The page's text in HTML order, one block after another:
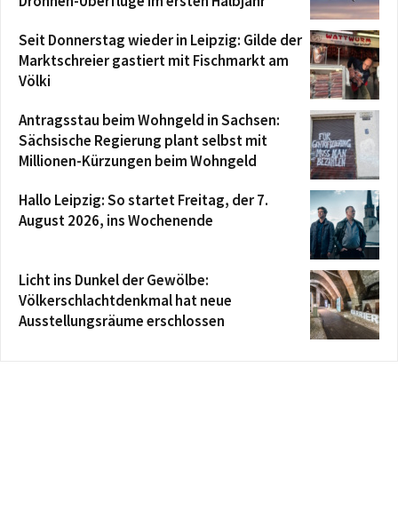
Seit Donnerstag wieder in Leipzig: Gilde der
Marktschreier gastiert mit Fischmarkt am
Völki
Antragsstau beim Wohngeld in Sachsen:
Sächsische Regierung plant selbst mit
Millionen-Kürzungen beim Wohngeld
Hallo Leipzig: So startet Freitag, der 7.
August 2026, ins Wochenende
Licht ins Dunkel der Gewölbe:
Völkerschlachtdenkmal hat neue
Ausstellungsräume erschlossen